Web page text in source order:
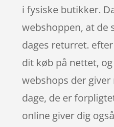
i fysiske butikker.
webshoppen, at de
dages returret.
dit køb på nettet,
webshops der giver
dage, de er
online giver dig